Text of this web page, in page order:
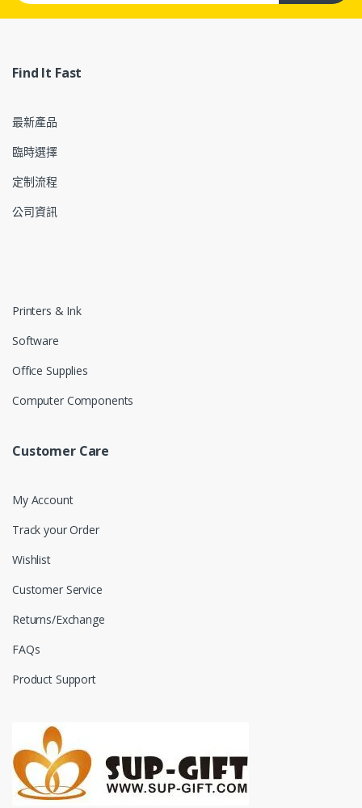
Find It Fast
最新產品
臨時選擇
定制流程
公司資訊
Printers & Ink
Software
Office Supplies
Computer Components
Customer Care
My Account
Track your Order
Wishlist
Customer Service
Returns/Exchange
FAQs
Product Support